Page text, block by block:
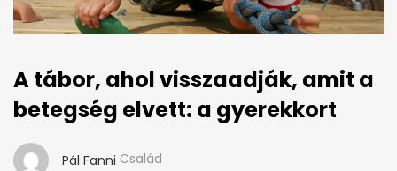
A tábor, ahol visszaadják, amit a
betegség elvett: a gyerekkort
Pál Fanni Család